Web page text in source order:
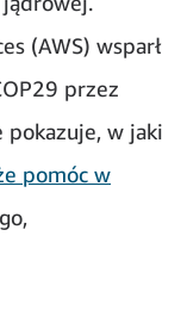
(AWS) wsparł
przez
pokazuje, w jaki
pomóc w